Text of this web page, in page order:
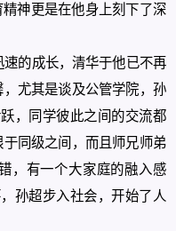
神更是在他身上刻下了深
的成长，清华于他已不再
尤其是谈及公管学院，孙
，同学彼此之间的交流都
同级之间，而且师兄师弟
，有一个大家庭的融入感
孙超步入社会，开始了人